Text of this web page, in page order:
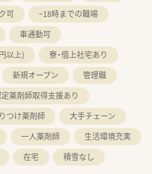
可
~18時までの職場
車通勤可
以上)
寮・借上社宅あり
新規オープン
管理職
薬剤師取得支援あり
つけ薬剤師
大手チェーン
一人薬剤師
生活環境充実
在宅
積雪なし